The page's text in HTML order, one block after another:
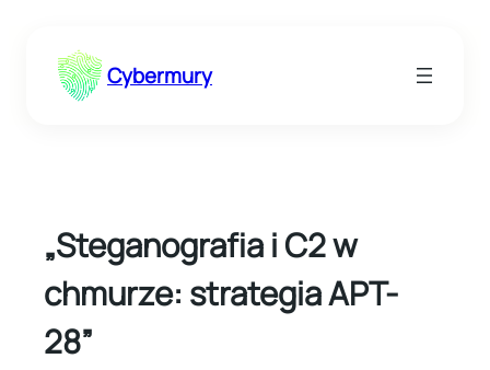
Cybermury
„Steganografia i C2 w
chmurze: strategia APT-
28”